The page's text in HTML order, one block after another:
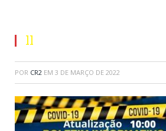
ll
POR CR2 EM 3 DE MARÇO DE 2022